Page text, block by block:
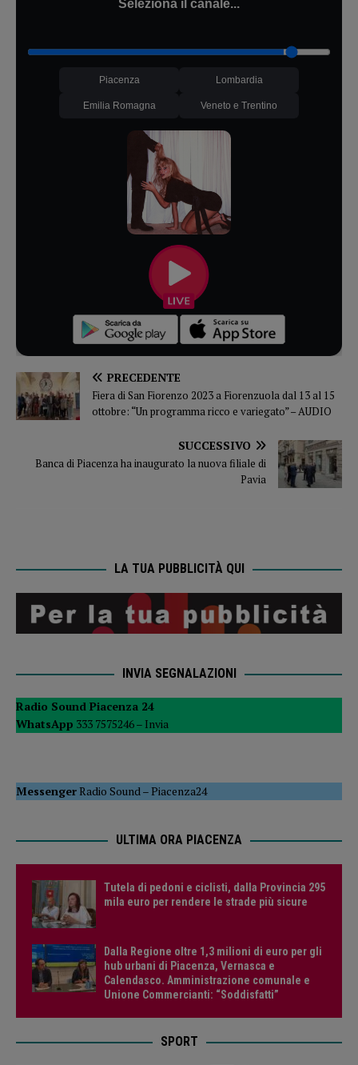
Seleziona il canale...
Piacenza Lombardia
Emilia Romagna Veneto e Trentino
PRECEDENTE
Fiera di San Fiorenzo 2023 a Fiorenzuola dal 13 al 15
ottobre: “Un programma ricco e variegato” – AUDIO
SUCCESSIVO
Banca di Piacenza ha inaugurato la nuova filiale di
Pavia
LA TUA PUBBLICITÀ QUI
INVIA SEGNALAZIONI
Radio Sound Piacenza 24
WhatsApp 333 7575246 – Invia
MessengerRadio Sound–Piacenza24
ULTIMA ORA PIACENZA
Tutela di pedoni e ciclisti, dalla Provincia 295
mila euro per rendere le strade più sicure
Dalla Regione oltre 1,3 milioni di euro per gli
hub urbani di Piacenza, Vernasca e
Calendasco. Amministrazione comunale e
Unione Commercianti: “Soddisfatti”
SPORT